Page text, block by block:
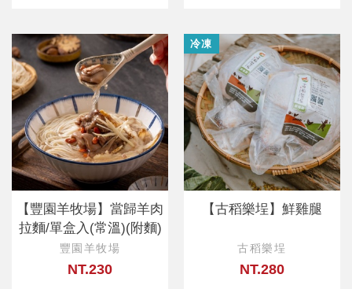
【豐園羊牧場】當歸羊肉
拉麵/單盒入(常溫)(附麵)
豐園羊牧場
NT.230
冷凍
【古稻樂埕】鮮雞腿
古稻樂埕
NT.280